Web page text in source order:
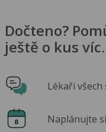
Dočteno?
ještě o kus víc.
Lékaři všech
Naplánujte